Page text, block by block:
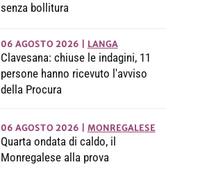
senza bollitura
06 AGOSTO 2026 LANGA
Clavesana: chiuse le indagini, 11
persone hanno ricevuto l'avviso
della Procura
06 AGOSTO 2026 MONREGALESE
Quarta ondata di caldo, il
Monregalese alla prova